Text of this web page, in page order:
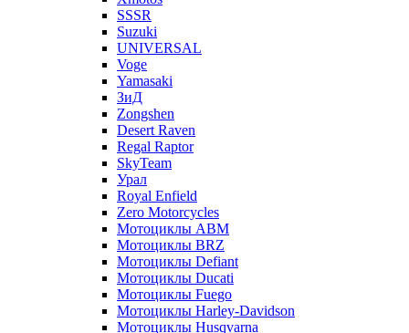
SSSR
Suzuki
UNIVERSAL
Voge
Yamasaki
ЗиД
Zongshen
Desert Raven
Regal Raptor
SkyTeam
Урал
Royal Enfield
Zero Motorcycles
Мотоциклы ABM
Мотоциклы BRZ
Мотоциклы Defiant
Мотоциклы Ducati
Мотоциклы Fuego
Мотоциклы Harley-Davidson
Мотоциклы Husqvarna